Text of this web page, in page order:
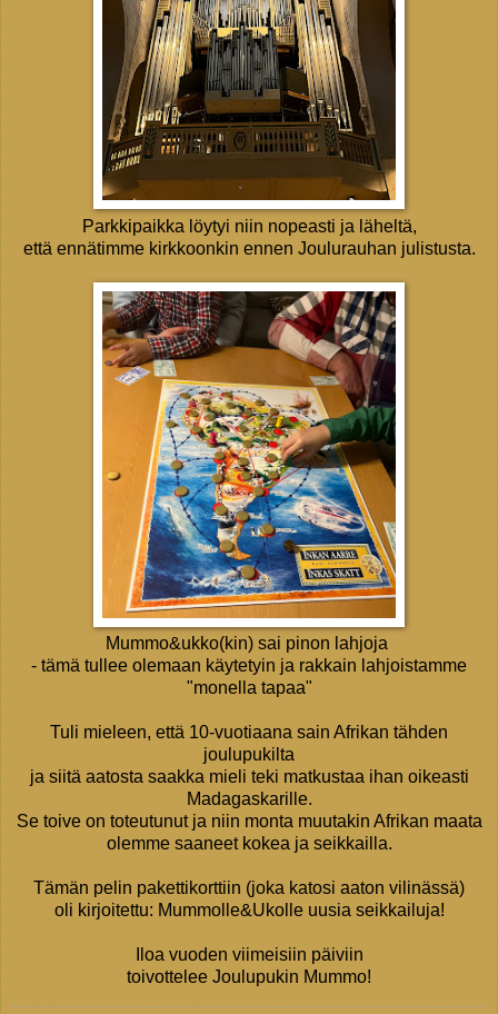
Parkkipaikka löytyi niin nopeasti ja läheltä,
että ennätimme kirkkoonkin ennen Joulurauhan julistusta.
Mummo&ukko(kin) sai pinon lahjoja
- tämä tullee olemaan käytetyin ja rakkain lahjoistamme
"monella tapaa"
Tuli mieleen, että 10-vuotiaana sain Afrikan tähden
joulupukilta
ja siitä aatosta saakka mieli teki matkustaa ihan oikeasti
Madagaskarille.
Se toive on toteutunut ja niin monta muutakin Afrikan maata
olemme saaneet kokea ja seikkailla.
Tämän pelin pakettikorttiin (joka katosi aaton vilinässä)
oli kirjoitettu: Mummolle&Ukolle uusia seikkailuja!
Iloa vuoden viimeisiin päiviin
toivottelee Joulupukin Mummo!